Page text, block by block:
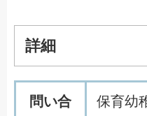
詳細
問い合
保育幼